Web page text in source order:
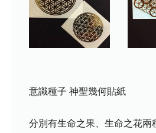
意識種子 神聖幾何貼紙
分別有生命之果、生命之花兩